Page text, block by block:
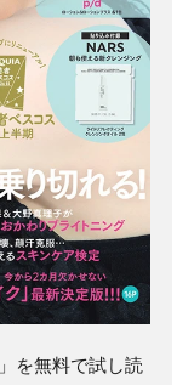
を無料で試し読